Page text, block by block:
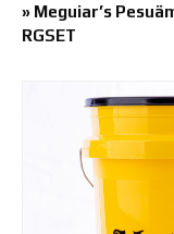
» Meguiar’s
RGSET